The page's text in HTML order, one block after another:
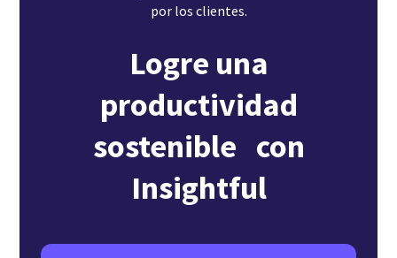
por los clientes.
Logre una
productividad
sostenible con
Insightful